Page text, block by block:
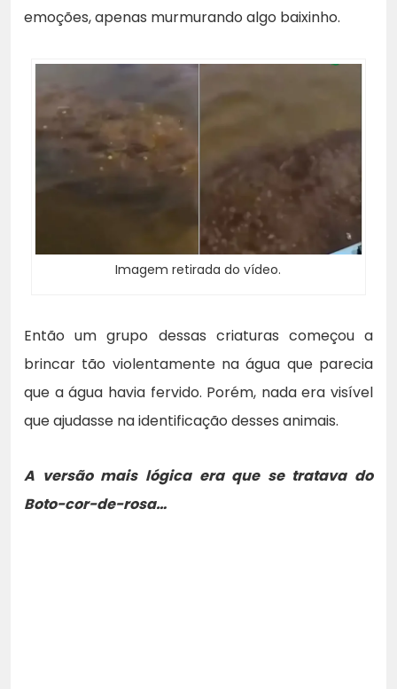
emoções, apenas murmurando algo baixinho.
Imagem retirada do vídeo.
Então um grupo dessas criaturas começou a
brincar tão violentamente na água que parecia
que a água havia fervido. Porém, nada era visível
que ajudasse na identificação desses animais.
A versão mais lógica era que se tratava do
Boto-cor-de-rosa…